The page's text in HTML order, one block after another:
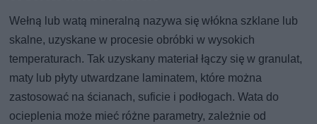
Wełną lub watą mineralną nazywa się włókna szklane lub
skalne, uzyskane w procesie obróbki w wysokich
temperaturach. Tak uzyskany materiał łączy się w granulat,
maty lub płyty utwardzane laminatem, które można
zastosować na ścianach, suficie i podłogach. Wata do
ocieplenia może mieć różne parametry, zależnie od